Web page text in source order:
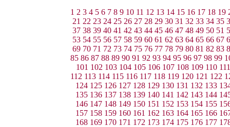
1 2 3 4 5 6 7 8 9 10 11 12 13 14 15 16 17 18 19
21 22 23 24 25 26 27 28 29 30 31 32 33 34 35
37 38 39 40 41 42 43 44 45 46 47 48 49 50 51
53 54 55 56 57 58 59 60 61 62 63 64 65 66 67
69 70 71 72 73 74 75 76 77 78 79 80 81 82 83
85 86 87 88 89 90 91 92 93 94 95 96 97 98 99
101 102 103 104 105 106 107 108 109 110 111
112 113 114 115 116 117 118 119 120 121 122
124 125 126 127 128 129 130 131 132 133
135 136 137 138 139 140 141 142 143 144
146 147 148 149 150 151 152 153 154 155
157 158 159 160 161 162 163 164 165 166
168 169 170 171 172 173 174 175 176 177